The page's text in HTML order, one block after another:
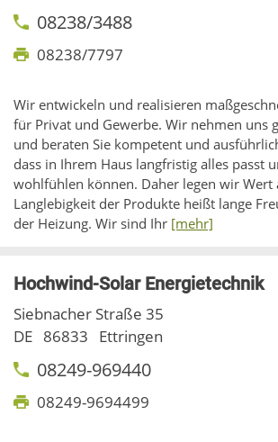
08238/3488
08238/7797
Wir entwickeln und realisieren
für Privat und Gewerbe. Wir nehmen uns
und beraten Sie kompetent und
dass in Ihrem Haus langfristig alles passt
wohlfühlen können. Daher legen wir Wert
Langlebigkeit der Produkte heißt lange
der Heizung. Wir sind Ihr [mehr]
Hochwind-Solar Energietechnik
Siebnacher Straße 35
DE 86833 Ettringen
08249-969440
08249-9694499